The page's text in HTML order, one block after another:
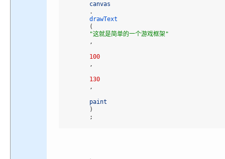
canvas
.
drawText
(
"这就是简单的一个游戏框架"
,
100
,
130
,
paint
)
;